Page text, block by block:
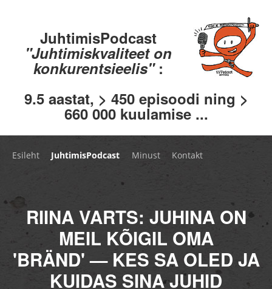
JuhtimisPodcast
"Juhtimiskvaliteet on
konkurentsieelis" :
9.5 aastat, > 450 episoodi ning >
660 000 kuulamise ...
Esileht JuhtimisPodcast Minust Kontakt
RIINA VARTS: JUHINA ON
MEIL KÕIGIL OMA
'BRÄND' — KES SA OLED JA
KUIDAS SINA JUHID